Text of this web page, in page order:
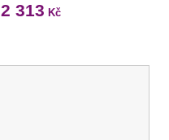
2 313 Kč